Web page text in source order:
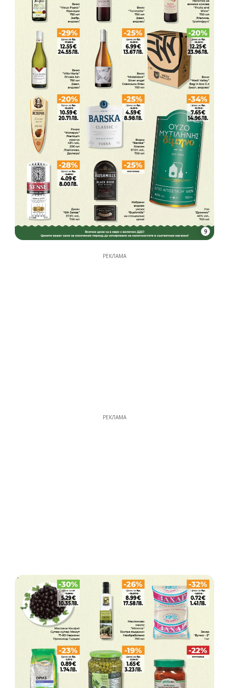
9
РЕКЛАМА
РЕКЛАМА